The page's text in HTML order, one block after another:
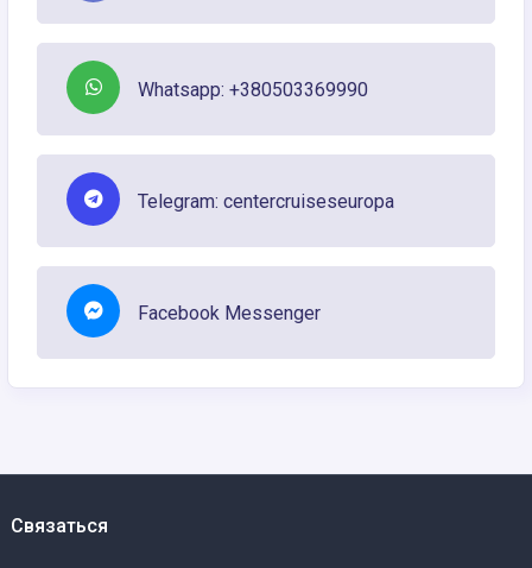
Whatsapp: +380503369990
Telegram: centercruiseseuropa
Facebook Messenger
Связаться